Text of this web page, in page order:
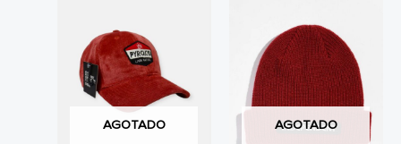
AGOTADO AGOTADO